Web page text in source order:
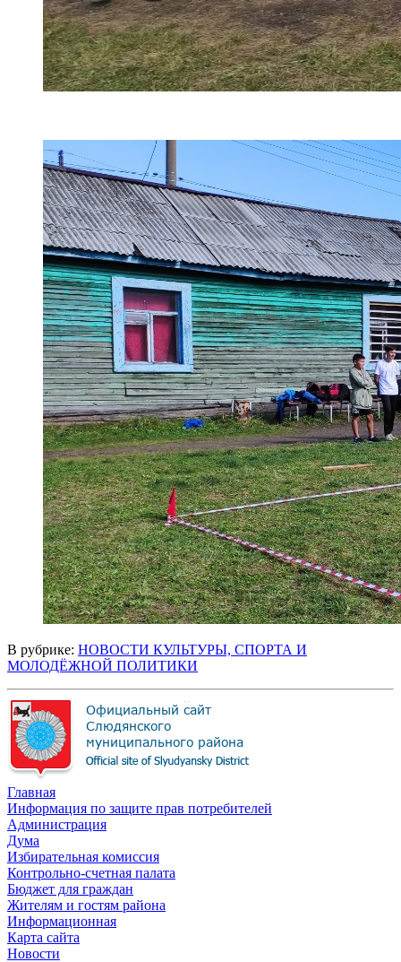
В рубрике: НОВОСТИ КУЛЬТУРЫ, СПОРТА И
МОЛОДЁЖНОЙ ПОЛИТИКИ
Главная
Информация по защите прав потребителей
Администрация
Дума
Избирательная комиссия
Контрольно-счетная палата
Бюджет для граждан
Жителям и гостям района
Информационная
Карта сайта
Новости